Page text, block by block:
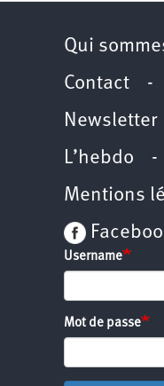
Qui
Contact -
Newsletter
L’hebdo
Mentions
Username
Mot de passe